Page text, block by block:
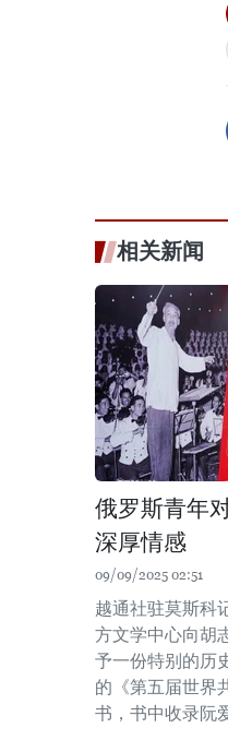
相关新闻
俄罗斯青年
深厚情感
09/09/2025 02:51
越通社驻莫斯科
方文学中心向胡
予一份特别的历
的《第五届世界
书，书中收录阮